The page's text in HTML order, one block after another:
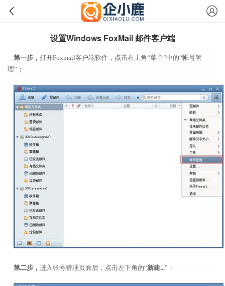
设置Windows FoxMail 邮件客户端
第一步， 打开Foxmail客户端软件，点击右上角“菜单”中的“帐号管
理”；
第二步， 进入帐号管理页面后，点击左下角的“新建...”；